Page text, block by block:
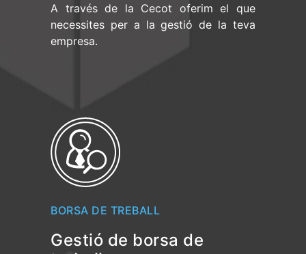
A través de la Cecot oferim el que
necessites per a la gestió de la teva
empresa.
BORSA DE TREBALL
Gestió de borsa de